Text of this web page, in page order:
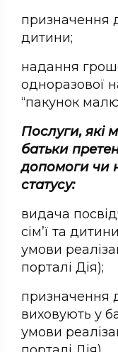
призначення
дитини;
надання
одноразової
“пакунок
Послуги, які
батьки
допомоги чи
статусу:
видача
сім’ї та
умови
порталі Дія);
призначення
виховують у
умови